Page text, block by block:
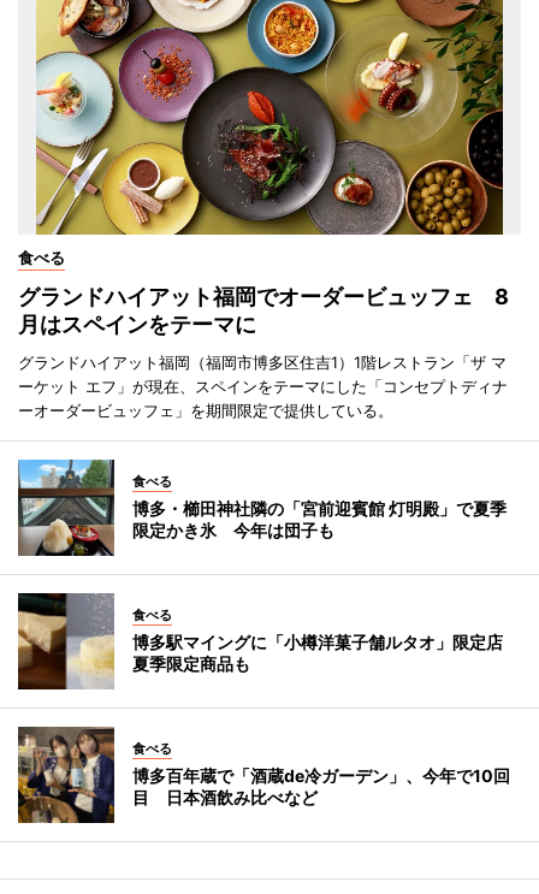
食べる
グランドハイアット福岡でオーダービュッフェ 8
月はスペインをテーマに
グランドハイアット福岡（福岡市博多区住吉1）1階レストラン「ザ マ
ーケット エフ」が現在、スペインをテーマにした「コンセプトディナ
ーオーダービュッフェ」を期間限定で提供している。
食べる
博多・櫛田神社隣の「宮前迎賓館 灯明殿」で夏季
限定かき氷 今年は団子も
食べる
博多駅マイングに「小樽洋菓子舗ルタオ」限定店
夏季限定商品も
食べる
博多百年蔵で「酒蔵de冷ガーデン」、今年で10回
目 日本酒飲み比べなど